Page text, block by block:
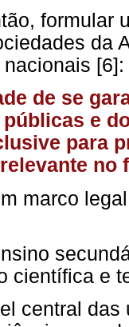
formular
da
[6]:
de se
e
para
relevante no
marco
científica e
central